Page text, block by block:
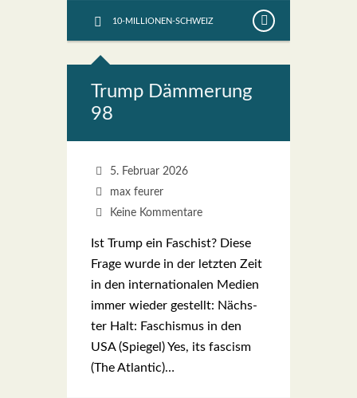
10-MILLIONEN-SCHWEIZ
Trump Däm­me­rung
98
5. Februar 2026
max feurer
Keine Kommentare
Ist Trump ein Faschist? Die­se
Fra­ge wur­de in der letz­ten Zeit
in den inter­na­tio­na­len Medi­en
immer wie­der gestellt: Nächs­
ter Halt: Faschis­mus in den
USA (Spie­gel) Yes, its fascism
(The Atlan­tic)…